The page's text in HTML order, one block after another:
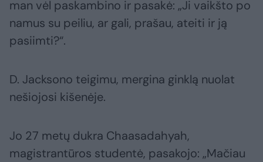
man vėl paskambino ir pasakė: „Ji vaikšto po
namus su peiliu, ar gali, prašau, ateiti ir ją
pasiimti?“.
D. Jacksono teigimu, mergina ginklą nuolat
nešiojosi kišenėje.
Jo 27 metų dukra Chaasadahyah,
magistrantūros studentė, pasakojo: „Mačiau